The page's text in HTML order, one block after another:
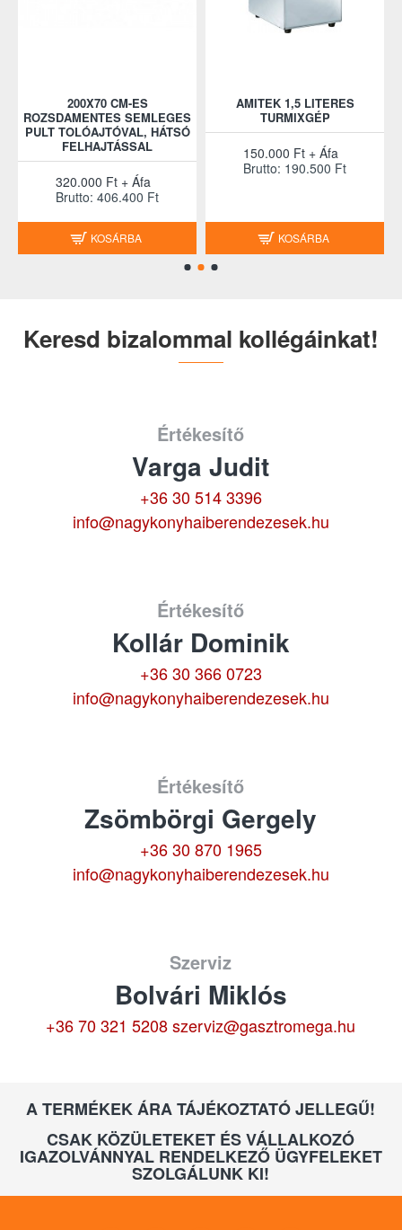
200X70 CM-ES
ROZSDAMENTES SEMLEGES
PULT TOLÓAJTÓVAL, HÁTSÓ
FELHAJTÁSSAL
320.000 Ft + Áfa
Brutto: 406.400 Ft
KOSÁRBA
AMITEK 1,5 LITERES
TURMIXGÉP
150.000 Ft + Áfa
Brutto: 190.500 Ft
KOSÁRBA
Keresd bizalommal kollégáinkat!
Értékesítő
Varga Judit
+36 30 514 3396
info@nagykonyhaiberendezesek.hu
Értékesítő
Kollár Dominik
+36 30 366 0723
info@nagykonyhaiberendezesek.hu
Értékesítő
Zsömbörgi Gergely
+36 30 870 1965
info@nagykonyhaiberendezesek.hu
Szerviz
Bolvári Miklós
+36 70 321 5208 szerviz@gasztromega.hu
A TERMÉKEK ÁRA TÁJÉKOZTATÓ JELLEGŰ!
CSAK KÖZÜLETEKET ÉS VÁLLALKOZÓ
IGAZOLVÁNNYAL RENDELKEZŐ ÜGYFELEKET
SZOLGÁLUNK KI!